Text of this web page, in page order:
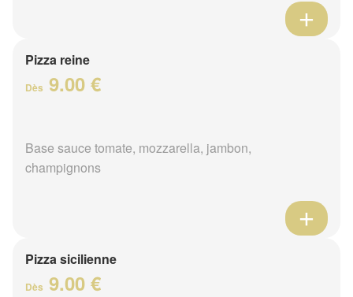
Pizza reine
Dès 9.00 €
Base sauce tomate, mozzarella, jambon,
champignons
Pizza sicilienne
Dès 9.00 €